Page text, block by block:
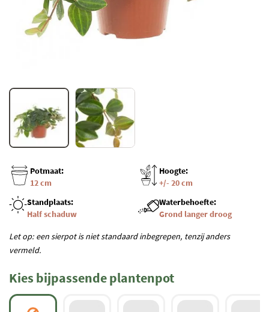
Potmaat:
12 cm
Hoogte:
+/- 20 cm
Standplaats:
Half schaduw
Waterbehoefte:
Grond langer droog
Let op: een sierpot is niet standaard inbegrepen, tenzij anders
vermeld.
Kies bijpassende plantenpot